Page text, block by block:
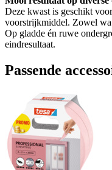
Deze kwast is geschikt
voorstrijkmiddel. Zowel
Op gladde én ruwe
eindresultaat.
Passende